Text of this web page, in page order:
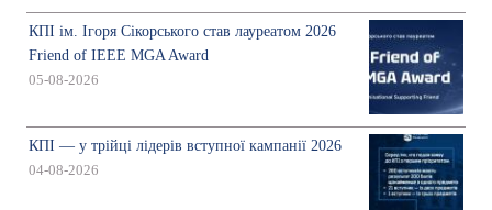
КПІ ім. Ігоря Сікорського став лауреатом 2026
Friend of IEEE MGA Award
05-08-2026
КПІ — у трійці лідерів вступної кампанії 2026
04-08-2026